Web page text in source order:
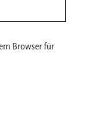
Browser für